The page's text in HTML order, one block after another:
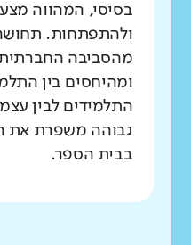
בסיסי, המהווה
ולהתפתחות.
מהסביבה
ומהיחסים בין
התלמידים לבין
גבוהה משפרת את
בבית הספר.